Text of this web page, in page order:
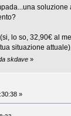
lo so, 32,90€ al
situazione
skdave»
»